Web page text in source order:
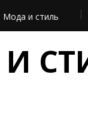
Мода и стиль